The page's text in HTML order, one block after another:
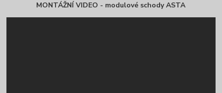
MONTÁŽNÍ VIDEO - modulové schody ASTA